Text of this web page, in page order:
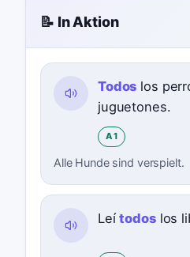
📝 In Aktion
Todos los
juguetones.
A1
Alle Hunde sind verspielt.
Leítodoslos